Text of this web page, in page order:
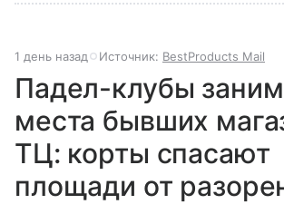
1 день назад Источник: BestProducts Mail
Падел-клубы
места бывших
ТЦ: корты спасают
площади от